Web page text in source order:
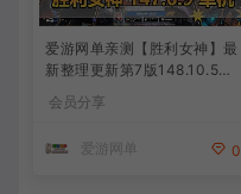
爱游网单亲测【胜利女神】最
新整理更新第7版148.10.5NI
活动148版本官服GM可无限
频安装教学
会员分享
爱游网单 0